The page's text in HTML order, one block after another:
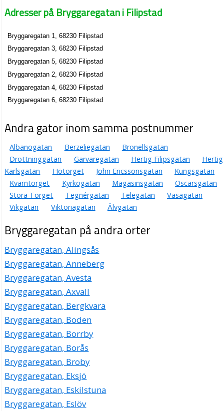
Adresser på Bryggaregatan i Filipstad
Bryggaregatan 1, 68230 Filipstad
Bryggaregatan 3, 68230 Filipstad
Bryggaregatan 5, 68230 Filipstad
Bryggaregatan 2, 68230 Filipstad
Bryggaregatan 4, 68230 Filipstad
Bryggaregatan 6, 68230 Filipstad
Andra gator inom samma postnummer
Albanogatan Berzeliegatan
Bronellsgatan
Drottninggatan
Garvaregatan Hertig Filipsgatan
Hertig
Karlsgatan
Hötorget John Ericssonsgatan
Kungsgatan
Kvarntorget
Kyrkogatan Magasinsgatan
Oscarsgatan
Stora Torget
Tegnérgatan Telegatan
Vasagatan
Vikgatan
Viktoriagatan Älvgatan
Bryggaregatan på andra orter
Bryggaregatan, Alingsås
Bryggaregatan, Anneberg
Bryggaregatan, Avesta
Bryggaregatan, Axvall
Bryggaregatan, Bergkvara
Bryggaregatan, Boden
Bryggaregatan, Borrby
Bryggaregatan, Borås
Bryggaregatan, Broby
Bryggaregatan, Eksjö
Bryggaregatan, Eskilstuna
Bryggaregatan, Eslöv